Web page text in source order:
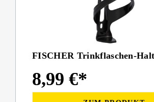
FISCHER Trinkflaschen-
8,99 €*